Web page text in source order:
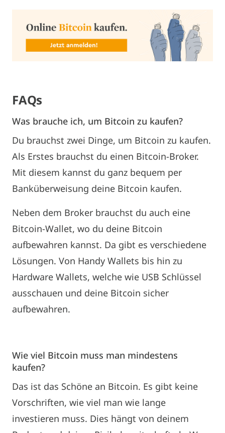
FAQs
Was brauche ich, um Bitcoin zu kaufen?
Du brauchst zwei Dinge, um Bitcoin zu kaufen.
Als Erstes brauchst du einen Bitcoin-Broker.
Mit diesem kannst du ganz bequem per
Banküberweisung deine Bitcoin kaufen.
Neben dem Broker brauchst du auch eine
Bitcoin-Wallet, wo du deine Bitcoin
aufbewahren kannst. Da gibt es verschiedene
Lösungen. Von Handy Wallets bis hin zu
Hardware Wallets, welche wie USB Schlüssel
ausschauen und deine Bitcoin sicher
aufbewahren.
Wie viel Bitcoin muss man mindestens
kaufen?
Das ist das Schöne an Bitcoin. Es gibt keine
Vorschriften, wie viel man wie lange
investieren muss. Dies hängt von deinem